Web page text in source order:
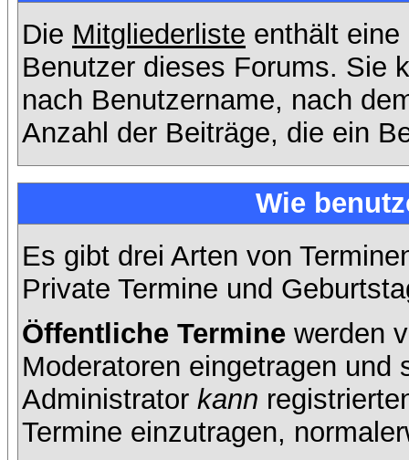
Die Mitgliederliste enthält
Benutzer dieses Forums. Sie
nach Benutzername, nach
Anzahl der Beiträge, die ein
Wie
Es gibt drei Arten von
Private Termine und
Öffentliche Termine werden
Moderatoren eingetragen und
Administrator kann
Termine einzutragen,